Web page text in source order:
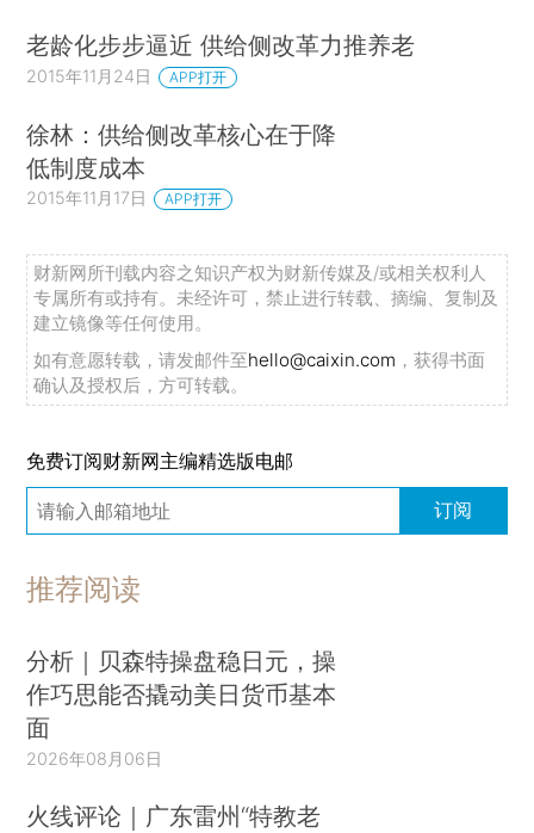
老龄化步步逼近 供给侧改革力推养老
2015年11月24日 APP打开
徐林：供给侧改革核心在于降
低制度成本
2015年11月17日 APP打开
财新网所刊载内容之知识产权为财新传媒及/或相关权利人
专属所有或持有。未经许可，禁止进行转载、摘编、复制及
建立镜像等任何使用。
如有意愿转载，请发邮件至hello@caixin.com ，获得书面
确认及授权后，方可转载。
免费订阅财新网主编精选版电邮
订阅
推荐阅读
分析｜贝森特操盘稳日元，操
作巧思能否撬动美日货币基本
面
2026年08月06日
火线评论｜广东雷州“特教老